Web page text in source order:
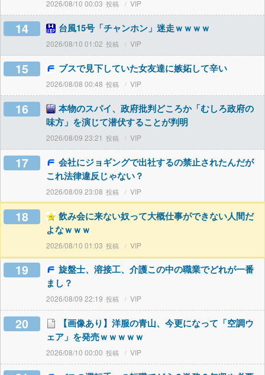
2026/08/10 00:03 VIP
14 台風15号「チャンホン」迷走ｗｗｗｗ
2026/08/10 01:02 VIP
15 ブスで見下していた女友達に嫉妬して辛い
2026/08/08 00:48 VIP
16
本物のスパイ、政府批判どころか「むしろ政府の
味方」を演じて潜伏することが判明
2026/08/09 23:21 VIP
17
会社にジョギングで出社するの禁止されたんだが
これ法律違反じゃない？
2026/08/09 23:08 VIP
18
飲み会に来ない奴って大概仕事ができない人間だ
よなｗｗｗ
2026/08/10 01:03 VIP
19
旋盤士、溶接工、介護この中の職業でどれが一番
まし？
2026/08/09 22:19 VIP
20
【画像あり】洋服の青山、今更になって「空調ウ
ェア」を発売ｗｗｗｗｗ
2026/08/10 00:00 VIP